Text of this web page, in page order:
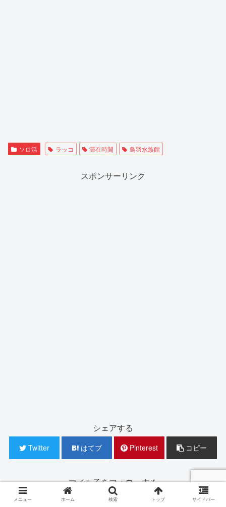
ソロ活 ラッコ 滞在時間 鳥羽水族館
スポンサーリンク
シェアする
Twitter はてブ Pinterest コピー
マイル子をフォローする
メニュー ホーム 検索 トップ サイドバー